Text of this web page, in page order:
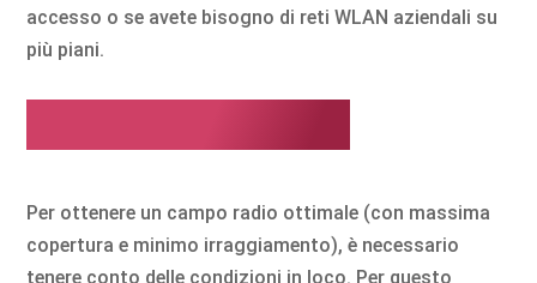
accesso o se avete bisogno di reti WLAN aziendali su
più piani.
Per ottenere un campo radio ottimale (con massima
copertura e minimo irraggiamento), è necessario
tenere conto delle condizioni in loco. Per questo